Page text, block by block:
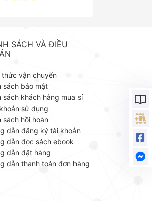
sâu, Nhà xuất bản
phát hành bộ ebook
của tác giả Thạc Bình
giảng viên giàu kinh
cách tiếp cận khoa học,
thực tiễn.
SÁCH VÀ ĐIỀU
thức vận chuyển
sách bảo mật
sách khách hàng mua sỉ
sử dụng
sách hồi hoàn
dẫn đăng ký tài khoản
dẫn đọc sách ebook
dẫn đặt hàng
dẫn thanh toán đơn hàng